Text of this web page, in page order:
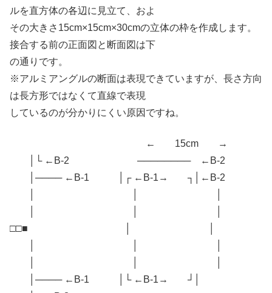
ルを直方体の各辺に見立て、およ
その大きさ15cm×15cm×30cmの立体の枠を作成します。
接合する前の正面図と断面図は下
の通りです。
※アルミアングルの断面は表現できていますが、長さ方向
は長方形ではなくて直線で表現
しているのが分かりにくい原因ですね。
← 15cm →
│└ ←B-2 ──────── ←B-2
│──── ←B-1 │┌ ←B-1→ ┐│←B-2
□□■ │ │
│──── ←B-1 │└ ←B-1→ ┘│